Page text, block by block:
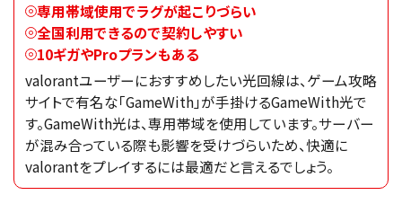
専用帯域使用でラグが起こりづらい
全国利用できるので契約しやすい
10ギガやProプランもある
valorantユーザーにおすすめしたい光回線は、ゲーム攻略
サイトで有名な「GameWith」が手掛けるGameWith光で
す。GameWith光は、専用帯域を使用しています。サーバー
が混み合っている際も影響を受けづらいため、快適に
valorantをプレイするには最適だと言えるでしょう。